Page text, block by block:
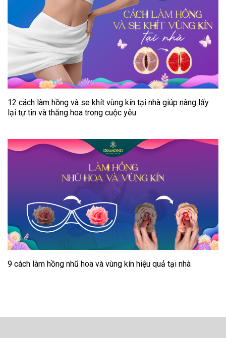
12 cách làm hồng và se khít vùng kín tại nhà giúp nàng lấy
lại tự tin và thăng hoa trong cuộc yêu
9 cách làm hồng nhũ hoa và vùng kín hiệu quả tại nhà